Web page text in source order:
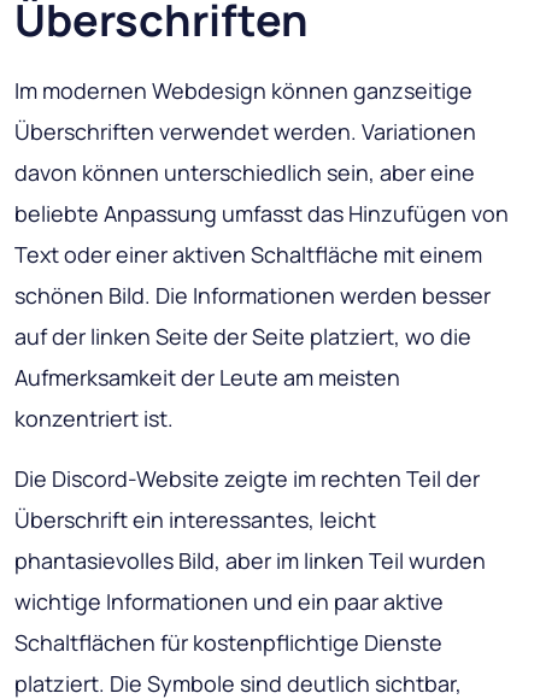
Überschriften
Im modernen Webdesign können ganzseitige
Überschriften verwendet werden. Variationen
davon können unterschiedlich sein, aber eine
beliebte Anpassung umfasst das Hinzufügen von
Text oder einer aktiven Schaltfläche mit einem
schönen Bild. Die Informationen werden besser
auf der linken Seite der Seite platziert, wo die
Aufmerksamkeit der Leute am meisten
konzentriert ist.
Die Discord-Website zeigte im rechten Teil der
Überschrift ein interessantes, leicht
phantasievolles Bild, aber im linken Teil wurden
wichtige Informationen und ein paar aktive
Schaltflächen für kostenpflichtige Dienste
platziert. Die Symbole sind deutlich sichtbar,